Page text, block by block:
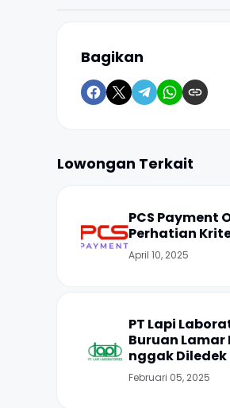
Bagikan
Lowongan Terkait
PCS Payment
Perhatian
April 10, 2025
PT Lapi
Buruan Lamar
nggak
Februari 05, 2025